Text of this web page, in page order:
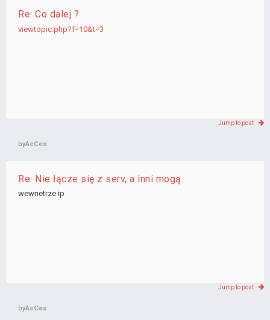
Re: Co dalej ?
viewtopic.php?f=10&t=3
Jump to post
byAcCes
Re: Nie łącze się z serv, a inni mogą.
wewnetrze ip
Jump to post
byAcCes